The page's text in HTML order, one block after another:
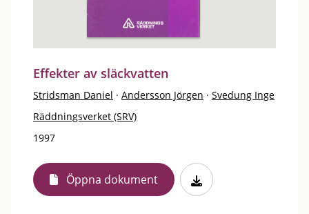
Effekter av släckvatten
Stridsman Daniel · Andersson Jörgen · Svedung Inge
Räddningsverket (SRV)
1997
Öppna dokument